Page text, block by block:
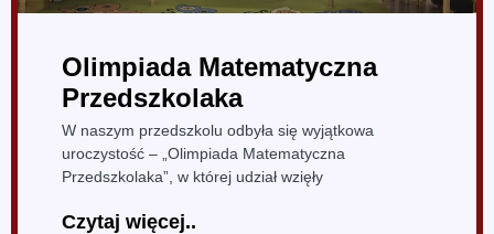
Olimpiada Matematyczna
Przedszkolaka
W naszym przedszkolu odbyła się wyjątkowa
uroczystość – „Olimpiada Matematyczna
Przedszkolaka”, w której udział wzięły
Czytaj więcej..